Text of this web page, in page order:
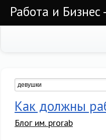
Работа и Бизнес
Как должны
Блог им. prorab